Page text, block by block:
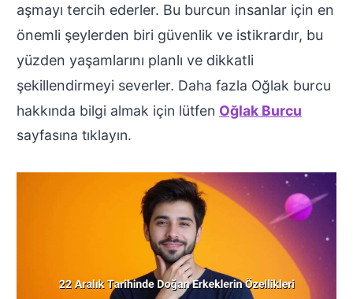
aşmayı tercih ederler. Bu burcun insanlar için en
önemli şeylerden biri güvenlik ve istikrardır, bu
yüzden yaşamlarını planlı ve dikkatli
şekillendirmeyi severler. Daha fazla Oğlak burcu
hakkında bilgi almak için lütfen Oğlak Burcu
sayfasına tıklayın.